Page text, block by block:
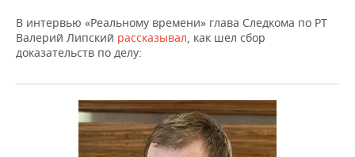
В интервью «Реальному времени» глава Следкома по РТ
Валерий Липский рассказывал, как шел сбор
доказательств по делу: